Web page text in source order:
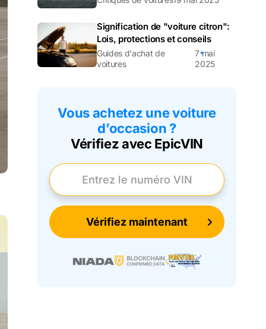
Signification de "voiture citron":
Lois, protections et conseils
Guides d'achat de
voitures
7 mai
2025
Vous achetez une voiture
d’occasion ?
Vérifiez avec EpicVIN
Entrez le numéro VIN
Vérifiez maintenant